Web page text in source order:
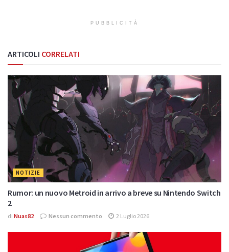
PUBBLICITÀ
ARTICOLI CORRELATI
NOTIZIE
Rumor: un nuovo Metroid in arrivo a breve su Nintendo Switch
2
di Nuas82 Nessun commento 2 Luglio 2026